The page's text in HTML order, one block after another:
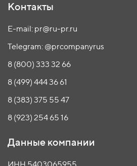
Контакты
E-mail: pr@ru-pr.ru
Telegram: @prcompanyrus
8 (800) 333 32 66
8 (499) 444 36 61
8 (383) 375 55 47
8 (923) 254 65 16
Данные компании